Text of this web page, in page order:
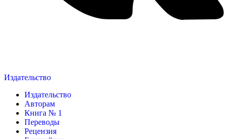
Издательство
Издательство
Авторам
Книга № 1
Переводы
Рецензия